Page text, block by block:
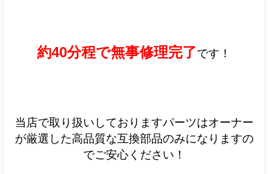
約40分程で無事修理完了です！
当店で取り扱いしておりますパーツはオーナー
が厳選した高品質な互換部品のみになりますの
でご安心ください！